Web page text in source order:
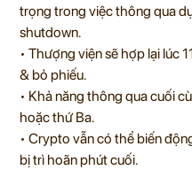
trọng trong việc thông qua
shutdown.
• Thượng viện sẽ hợp lại lúc
& bỏ phiếu.
• Khả năng thông qua cuối
hoặc thứ Ba.
• Crypto vẫn có thể biến
bị trì hoãn phút cuối.